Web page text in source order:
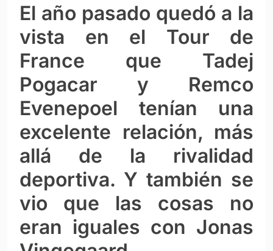
El año pasado quedó a la
vista en el Tour de
France que Tadej
Pogacar y Remco
Evenepoel tenían una
excelente relación, más
allá de la rivalidad
deportiva. Y también se
vio que las cosas no
eran iguales con Jonas